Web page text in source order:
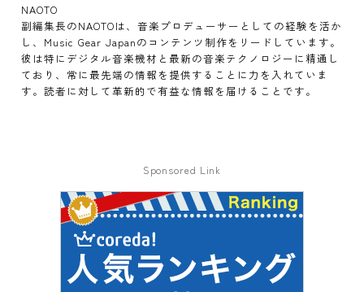
NAOTO
副編集長のNAOTOは、音楽プロデューサーとしての経験を活か
し、Music Gear Japanのコンテンツ制作をリードしています。
彼は特にデジタル音楽機材と最新の音楽テクノロジーに精通し
ており、常に最先端の情報を提供することに力を入れていま
す。読者に対して革新的で有益な情報を届けることです。
Sponsored Link